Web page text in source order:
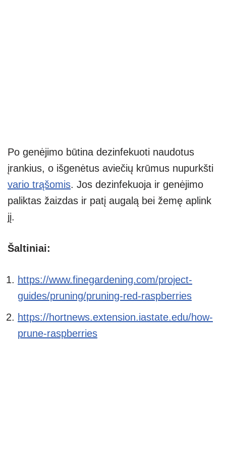
Po genėjimo būtina dezinfekuoti naudotus
įrankius, o išgenėtus aviečių krūmus nupurkšti
vario trąšomis. Jos dezinfekuoja ir genėjimo
paliktas žaizdas ir patį augalą bei žemę aplink
jį.
Šaltiniai:
https://www.finegardening.com/project-
guides/pruning/pruning-red-raspberries
https://hortnews.extension.iastate.edu/how-
prune-raspberries